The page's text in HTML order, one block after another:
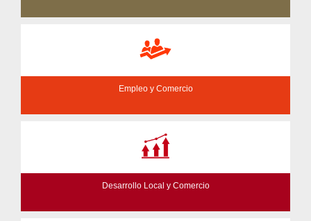
Empleo y Comercio
Desarrollo Local y Comercio